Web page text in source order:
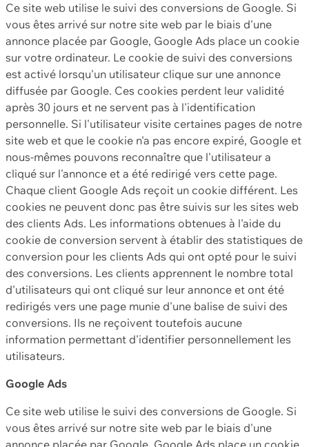
Ce site web utilise le suivi des conversions de Google. Si
vous êtes arrivé sur notre site web par le biais d'une
annonce placée par Google, Google Ads place un cookie
sur votre ordinateur. Le cookie de suivi des conversions
est activé lorsqu'un utilisateur clique sur une annonce
diffusée par Google. Ces cookies perdent leur validité
après 30 jours et ne servent pas à l'identification
personnelle. Si l'utilisateur visite certaines pages de notre
site web et que le cookie n'a pas encore expiré, Google et
nous-mêmes pouvons reconnaître que l'utilisateur a
cliqué sur l'annonce et a été redirigé vers cette page.
Chaque client Google Ads reçoit un cookie différent. Les
cookies ne peuvent donc pas être suivis sur les sites web
des clients Ads. Les informations obtenues à l'aide du
cookie de conversion servent à établir des statistiques de
conversion pour les clients Ads qui ont opté pour le suivi
des conversions. Les clients apprennent le nombre total
d'utilisateurs qui ont cliqué sur leur annonce et ont été
redirigés vers une page munie d'une balise de suivi des
conversions. Ils ne reçoivent toutefois aucune
information permettant d'identifier personnellement les
utilisateurs.
Google Ads
Ce site web utilise le suivi des conversions de Google. Si
vous êtes arrivé sur notre site web par le biais d'une